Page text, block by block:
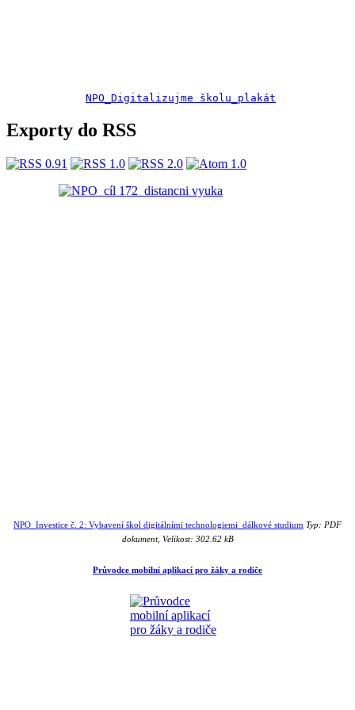
NPO_Digitalizujme školu_plakát
Exporty do RSS
NPO_Investice č. 2: Vybavení škol digitálními technologiemi_dálkové studium Typ: PDF
dokument, Velikost: 302.62 kB
Průvodce mobilní aplikací pro žáky a rodiče